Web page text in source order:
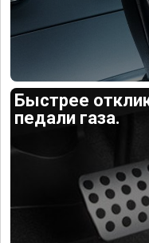
Быстрее
педали газа.